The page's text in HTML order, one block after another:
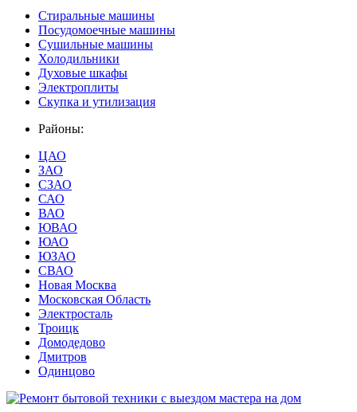
Стиральные машины
Посудомоечные машины
Сушильные машины
Холодильники
Духовые шкафы
Электроплиты
Скупка и утилизация
Районы:
ЦАО
ЗАО
СЗАО
САО
ВАО
ЮВАО
ЮАО
ЮЗАО
СВАО
Новая Москва
Московская Область
Электросталь
Троицк
Домодедово
Дмитров
Одинцово